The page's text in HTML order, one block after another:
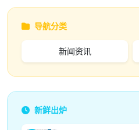
导航分类
新闻资讯
新鲜出炉